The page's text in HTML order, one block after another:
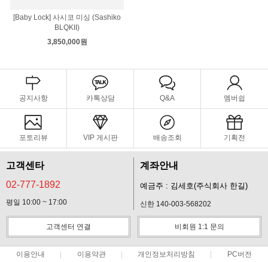
[Baby Lock] 사시코 미싱 (Sashiko
BLQKII)
3,850,000원
공지사항 카톡상담 Q&A 멤버쉽
포토리뷰 VIP 게시판 배송조회 기획전
고객센타
02-777-1892
평일 10:00 ~ 17:00
계좌안내
예금주 : 김세호(주식회사 한길)
신한 140-003-568202
고객센터 연결 비회원 1:1 문의
이용안내 이용약관 개인정보처리방침 PC버전